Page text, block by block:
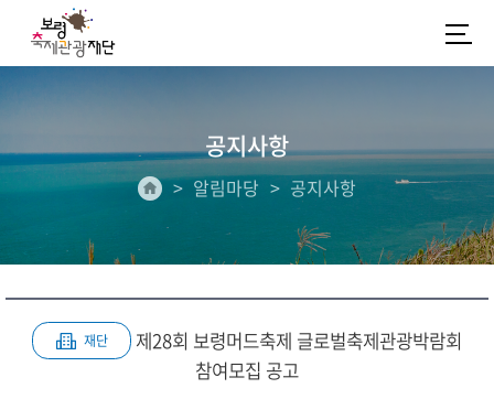
공지사항
알림마당 공지사항
재단
제28회 보령머드축제 글로벌축제관광박람회
참여모집 공고